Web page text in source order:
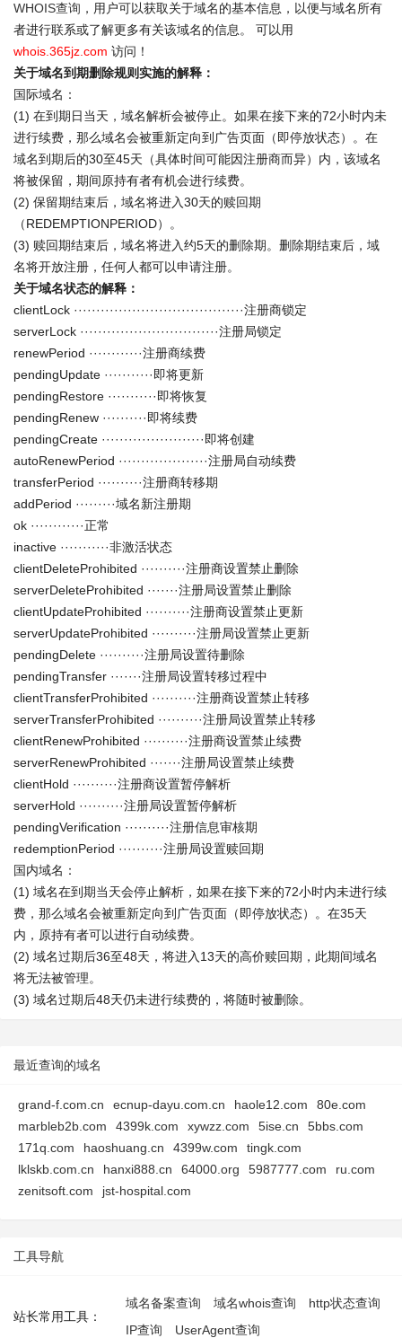
WHOIS查询 ，用户可以获取关于域名的基本信息，以便与域名所有
者进行联系或了解更多有关该域名的信息。 可以用
whois.365jz.com 访问！
关于域名到期删除规则实施的解释：
国际域名：
(1) 在到期日当天，域名解析会被停止。如果在接下来的72小时内未
进行续费，那么域名会被重新定向到广告页面（即停放状态）。在
域名到期后的30至45天（具体时间可能因注册商而异）内，该域名
将被保留，期间原持有者有机会进行续费。
(2) 保留期结束后，域名将进入30天的赎回期
（REDEMPTIONPERIOD）。
(3) 赎回期结束后，域名将进入约5天的删除期。删除期结束后，域
名将开放注册，任何人都可以申请注册。
关于域名状态的解释：
clientLock ······································注册商锁定
serverLock ·······························注册局锁定
renewPeriod ············注册商续费
pendingUpdate ···········即将更新
pendingRestore ···········即将恢复
pendingRenew ··········即将续费
pendingCreate ·······················即将创建
autoRenewPeriod ····················注册局自动续费
transferPeriod ··········注册商转移期
addPeriod ·········域名新注册期
ok ············正常
inactive ···········非激活状态
clientDeleteProhibited ··········注册商设置禁止删除
serverDeleteProhibited ·······注册局设置禁止删除
clientUpdateProhibited ··········注册商设置禁止更新
serverUpdateProhibited ··········注册局设置禁止更新
pendingDelete ··········注册局设置待删除
pendingTransfer ·······注册局设置转移过程中
clientTransferProhibited ··········注册商设置禁止转移
serverTransferProhibited ··········注册局设置禁止转移
clientRenewProhibited ··········注册商设置禁止续费
serverRenewProhibited ·······注册局设置禁止续费
clientHold ··········注册商设置暂停解析
serverHold ··········注册局设置暂停解析
pendingVerification ··········注册信息审核期
redemptionPeriod ··········注册局设置赎回期
国内域名：
(1) 域名在到期当天会停止解析，如果在接下来的72小时内未进行续
费，那么域名会被重新定向到广告页面（即停放状态）。在35天
内，原持有者可以进行自动续费。
(2) 域名过期后36至48天，将进入13天的高价赎回期，此期间域名
将无法被管理。
(3) 域名过期后48天仍未进行续费的，将随时被删除。
最近查询的域名
grand-f.com.cn ecnup-dayu.com.cn haole12.com
80e.com
marbleb2b.com
4399k.com xywzz.com 5ise.cn
5bbs.com
171q.com
haoshuang.cn 4399w.com
tingk.com
lklskb.com.cn
hanxi888.cn 64000.org 5987777.com
ru.com
zenitsoft.com
jst-hospital.com
工具导航
站长常用工具：
域名备案查询 域名whois查询
http状态查询
IP查询
UserAgent查询